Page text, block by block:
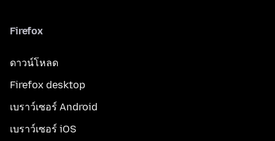
Firefox
ดาวน์โหลด
Firefox desktop
เบราว์เซอร์ Android
เบราว์เซอร์ iOS